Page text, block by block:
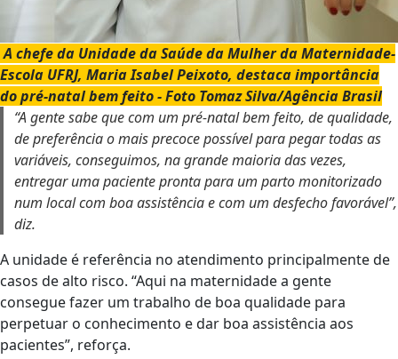
A chefe da Unidade da Saúde da Mulher da Maternidade-
Escola UFRJ, Maria Isabel Peixoto, destaca importância
do pré-natal bem feito - Foto Tomaz Silva/Agência Brasil
“A gente sabe que com um pré-natal bem feito, de qualidade,
de preferência o mais precoce possível para pegar todas as
variáveis, conseguimos, na grande maioria das vezes,
entregar uma paciente pronta para um parto monitorizado
num local com boa assistência e com um desfecho favorável”,
diz.
A unidade é referência no atendimento principalmente de
casos de alto risco. “Aqui na maternidade a gente
consegue fazer um trabalho de boa qualidade para
perpetuar o conhecimento e dar boa assistência aos
pacientes”, reforça.